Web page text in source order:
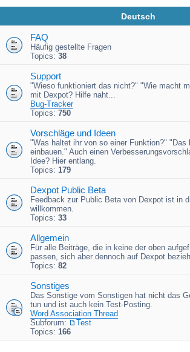
Deutsch
FAQ
Häufig gestellte Fragen
Topics: 38
Support
"Wieso funktioniert das nicht?" "Wie macht
mit Dexpot? Hilfe naht...
Bug-Tracker
Topics: 750
Vorschläge und Ideen
"Was haltet ihr von so einer Funktion?" "Das
einbauen." Auch einen
Idee? Hier entlang.
Topics: 179
Dexpot Public Beta
Feedback zur Public Beta von Dexpot ist in
willkommen.
Topics: 33
Allgemein
Für alle Beiträge, die in keine der oben
passen, sich aber dennoch auf Dexpot
Topics: 82
Sonstiges
Das Sonstige vom Sonstigen hat nicht das
tun und ist auch kein Test-Posting.
Word Association Thread
Subforum:
Test
Topics: 166